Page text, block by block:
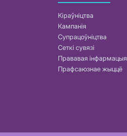
Кіраўніцтва
Кампанія
Супрацоўніцтва
Сеткі сувязі
Прававая інфармацыя
Прафсаюзнае жыццё